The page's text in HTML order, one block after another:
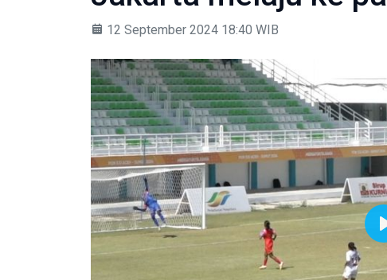
12 September 2024 18:40 WIB